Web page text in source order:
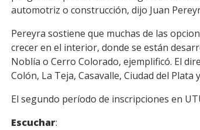
WhatsApp
Email
Copy
Link
automotriz o construcción, dijo Juan
Pereyra sostiene que muchas de las
crecer en el interior, donde se están
Noblía o Cerro Colorado, ejemplificó. El
Colón, La Teja, Casavalle, Ciudad del Plata
El segundo período de inscripciones en
Escuchar: